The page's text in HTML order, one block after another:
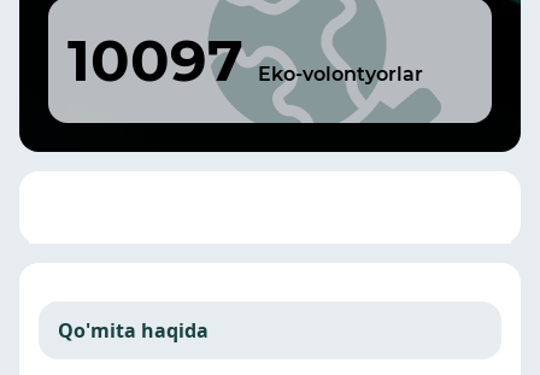
10097 Eko-volontyorlar
Qo'mita haqida